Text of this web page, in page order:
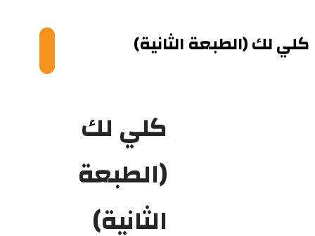
كلي لك (الطبعة الثانية)
كلي لك
(الطبعة
الثانية)